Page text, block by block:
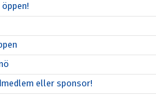
eller sponsor!